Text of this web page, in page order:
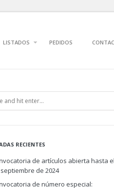
LISTADOS PEDIDOS
RECIENTES
de artículos abierta hasta
de 2024
de número especial: